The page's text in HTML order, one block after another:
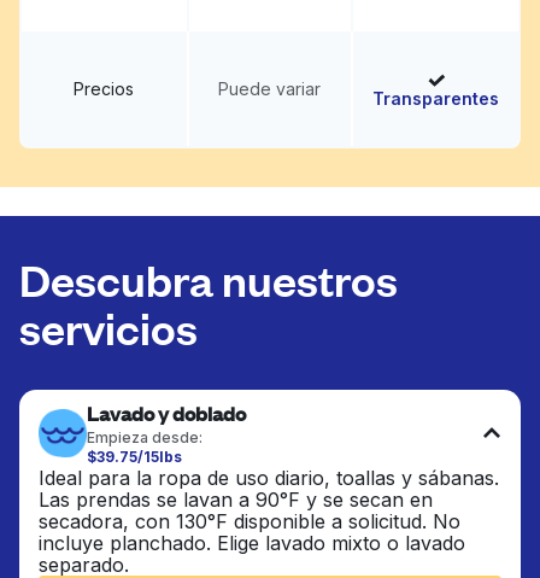
Precios Puede variar Transparentes
Descubra nuestros
servicios
Lavado y doblado
Empieza desde:
$39.75/15lbs
Ideal para la ropa de uso diario, toallas y sábanas.
Las prendas se lavan a 90°F y se secan en
secadora, con 130°F disponible a solicitud. No
incluye planchado. Elige lavado mixto o lavado
separado.